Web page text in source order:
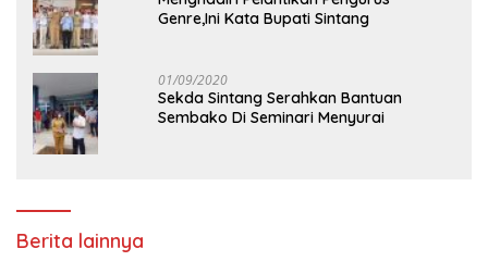
Genre,Ini Kata Bupati Sintang
01/09/2020
Sekda Sintang Serahkan Bantuan
Sembako Di Seminari Menyurai
Berita lainnya